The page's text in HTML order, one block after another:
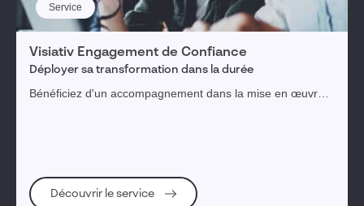
Service
Visiativ Engagement de Confiance
Déployer sa transformation dans la durée
Bénéficiez d'un accompagnement dans la mise en œuvre
Découvrir le service